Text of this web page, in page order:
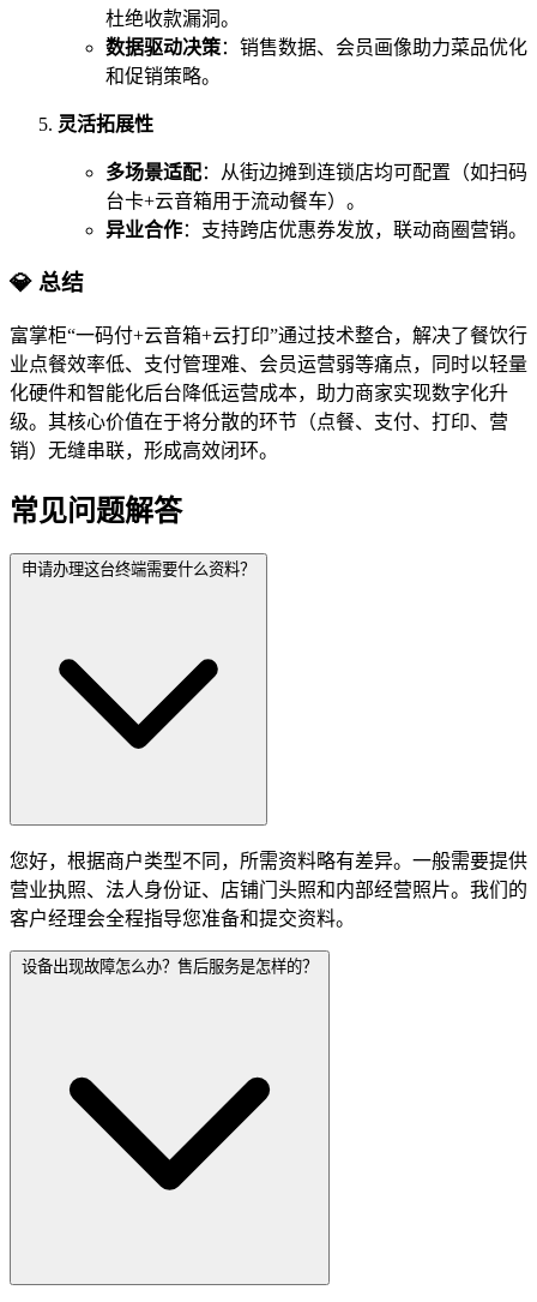
杜绝收款漏洞。
数据驱动决策：销售数据、会员画像助力菜品优化
和促销策略。
灵活拓展性
多场景适配：从街边摊到连锁店均可配置（如扫码
台卡+云音箱用于流动餐车）。
异业合作：支持跨店优惠券发放，联动商圈营销。
💎 总结
富掌柜“一码付+云音箱+云打印”通过技术整合，解决了餐饮行
业点餐效率低、支付管理难、会员运营弱等痛点，同时以轻量
化硬件和智能化后台降低运营成本，助力商家实现数字化升
级。其核心价值在于将分散的环节（点餐、支付、打印、营
销）无缝串联，形成高效闭环。
常见问题解答
申请办理这台终端需要什么资料？
您好，根据商户类型不同，所需资料略有差异。一般需要提供
营业执照、法人身份证、店铺门头照和内部经营照片。我们的
客户经理会全程指导您准备和提交资料。
设备出现故障怎么办？售后服务是怎样的？